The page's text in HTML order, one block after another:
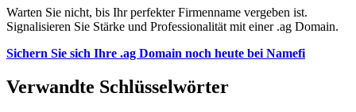
Warten Sie nicht, bis Ihr perfekter Firmenname vergeben ist.
Signalisieren Sie Stärke und Professionalität mit einer .ag Domain.
Sichern Sie sich Ihre .ag Domain noch heute bei Namefi
Verwandte Schlüsselwörter